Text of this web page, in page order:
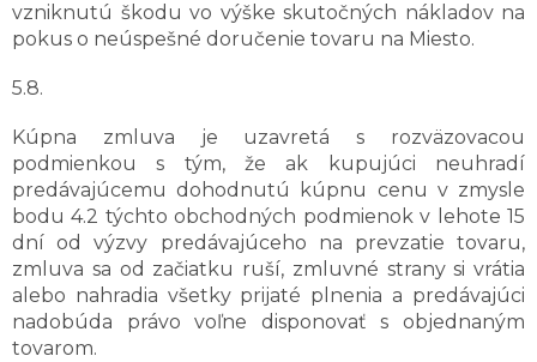
vzniknutú škodu vo výške skutočných nákladov na
pokus o neúspešné doručenie tovaru na Miesto.
5.8.
Kúpna zmluva je uzavretá s rozväzovacou
podmienkou s tým, že ak kupujúci neuhradí
predávajúcemu dohodnutú kúpnu cenu v zmysle
bodu 4.2 týchto obchodných podmienok v lehote 15
dní od výzvy predávajúceho na prevzatie tovaru,
zmluva sa od začiatku ruší, zmluvné strany si vrátia
alebo nahradia všetky prijaté plnenia a predávajúci
nadobúda právo voľne disponovať s objednaným
tovarom.